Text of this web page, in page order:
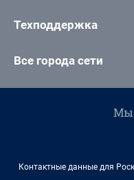
Техподдержка
Все города сети
Мы
Контактные данные для